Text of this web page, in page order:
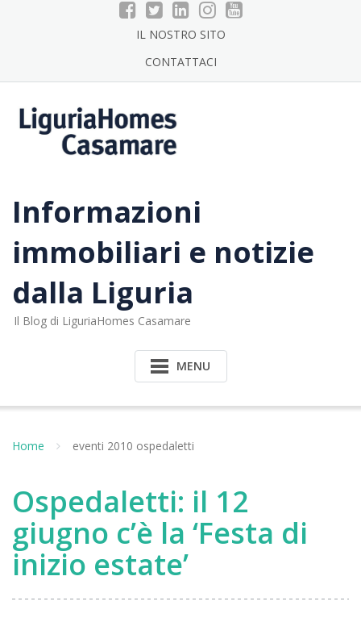
IL NOSTRO SITO
CONTATTACI
Informazioni
immobiliari e notizie
dalla Liguria
Il Blog di LiguriaHomes Casamare
MENU
Home eventi 2010 ospedaletti
Ospedaletti: il 12
giugno c’è la ‘Festa di
inizio estate’